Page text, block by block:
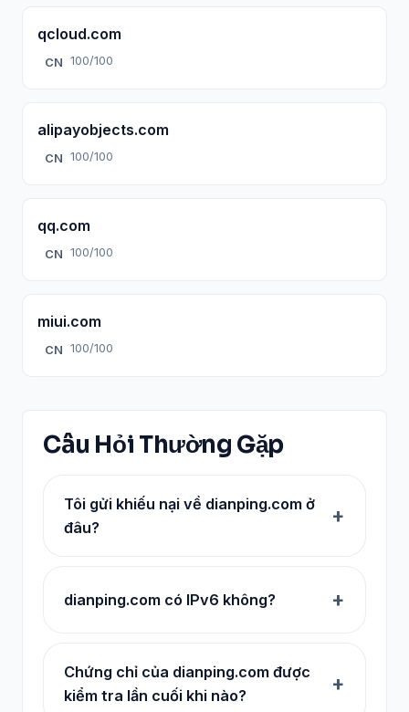
qcloud.com
CN 100/100
alipayobjects.com
CN 100/100
qq.com
CN 100/100
miui.com
CN 100/100
Câu Hỏi Thường Gặp
Tôi gửi khiếu nại về dianping.com ở
đâu?
dianping.com có IPv6 không?
Chứng chỉ của dianping.com được
kiểm tra lần cuối khi nào?